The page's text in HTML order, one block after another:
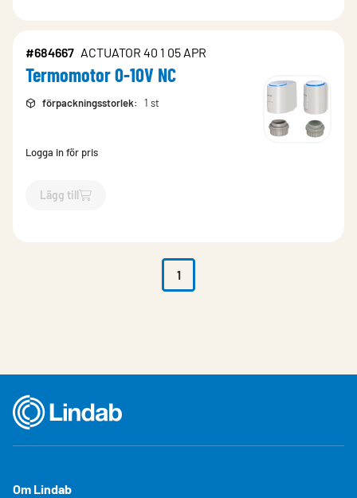
#684667 ACTUATOR 40 1 05 APR
Termomotor 0-10V NC
förpackningsstorlek: 1 st
Logga in för pris
Lägg till
`$Lägg till
1
Om Lindab